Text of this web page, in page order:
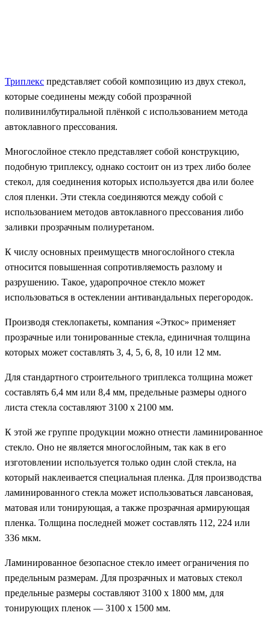
Триплекс представляет собой композицию из двух стекол,
которые соединены между собой прозрачной
поливинилбутиральной плёнкой с использованием метода
автоклавного прессования.
Многослойное стекло представляет собой конструкцию,
подобную триплексу, однако состоит он из трех либо более
стекол, для соединения которых используется два или более
слоя пленки. Эти стекла соединяются между собой с
использованием методов автоклавного прессования либо
заливки прозрачным полиуретаном.
К числу основных преимуществ многослойного стекла
относится повышенная сопротивляемость разлому и
разрушению. Такое, ударопрочное стекло может
использоваться в остеклении антивандальных перегородок.
Производя стеклопакеты, компания «Эткос» применяет
прозрачные или тонированные стекла, единичная толщина
которых может составлять 3, 4, 5, 6, 8, 10 или 12 мм.
Для стандартного строительного триплекса толщина может
составлять 6,4 мм или 8,4 мм, предельные размеры одного
листа стекла составляют 3100 х 2100 мм.
К этой же группе продукции можно отнести ламинированное
стекло. Оно не является многослойным, так как в его
изготовлении используется только один слой стекла, на
который наклеивается специальная пленка. Для производства
ламинированного стекла может использоваться лавсановая,
матовая или тонирующая, а также прозрачная армирующая
пленка. Толщина последней может составлять 112, 224 или
336 мкм.
Ламинированное безопасное стекло имеет ограничения по
предельным размерам. Для прозрачных и матовых стекол
предельные размеры составляют 3100 х 1800 мм, для
тонирующих пленок — 3100 х 1500 мм.